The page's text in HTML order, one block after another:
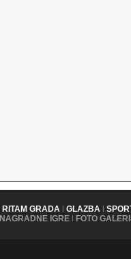
RITAM GRADA | GLAZBA |
NAGRADNE IGRE | FOTO